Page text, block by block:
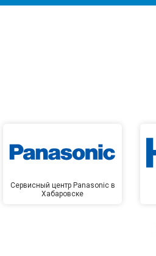
Сервисный центр Panasonic в
Хабаровске